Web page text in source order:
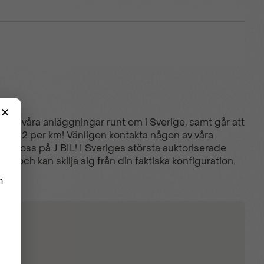
av våra anläggningar runt om i Sverige, samt går att
per km! Vänligen kontakta någon av våra
oss på J BIL! I Sveriges största auktoriserade
och kan skilja sig från din faktiska konfiguration.